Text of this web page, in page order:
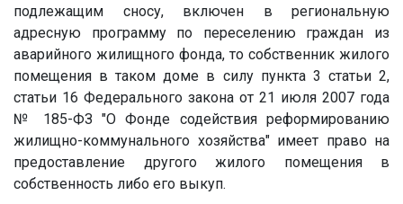
подлежащим сносу, включен в региональную
адресную программу по переселению граждан из
аварийного жилищного фонда, то собственник жилого
помещения в таком доме в силу пункта 3 статьи 2,
статьи 16 Федерального закона от 21 июля 2007 года
№ 185-ФЗ "О Фонде содействия реформированию
жилищно-коммунального хозяйства" имеет право на
предоставление другого жилого помещения в
собственность либо его выкуп.